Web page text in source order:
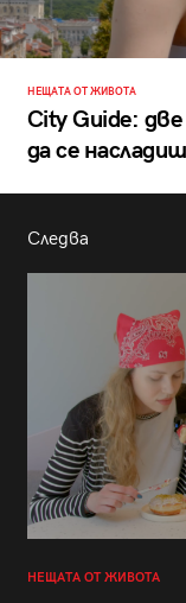
НЕЩАТА ОТ ЖИВОТА
City Guide:
да се
Следва
НЕЩАТА ОТ ЖИВОТА